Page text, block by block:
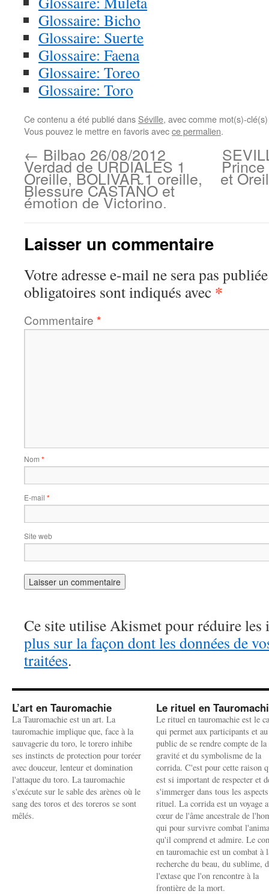
Glossaire: Bicho
Glossaire: Suerte
Glossaire: Faena
Glossaire: Toreo
Glossaire: Toro
Ce contenu a été publié dans Séville, avec comme mot(s)-
Vous pouvez le mettre en favoris avecce permalien.
← Bilbao 26/08/2012
Verdad de URDIALES 1
Oreille, BOLIVAR 1 oreille,
Blessure CASTAÑO et
émotion de Victorino.
et
Laisser un commentaire
Votre adresse e-mail ne sera pas
obligatoires sont indiqués avec *
Commentaire *
Nom *
E-mail *
Site web
Ce site utilise Akismet pour réduire les
plus sur la façon dont les données de
traitées.
L’art en Tauromachie
La Tauromachie est un art. La
tauromachie implique que, face à la
sauvagerie du toro, le torero inhibe
ses instincts de protection pour toréer
avec douceur, lenteur et domination
l'attaque du toro. La tauromachie
s'exécute sur le sable des arènes où le
sang des toros et des toreros se sont
mêlés.
Le rituel en
Le rituel en tauromachie est le
qui permet aux participants et au
public de se rendre compte de la
gravité et du symbolisme de la
corrida. C'est pour cette raison
est si important de respecter et
s'immerger dans tous les
rituel. La corrida est un voyage
cœur de l'âme ancestrale de
qui pour survivre combat
qu'il comprend et admire. Le
en tauromachie est un combat à
recherche du beau, du sublime,
l'extase que l'on rencontre à la
frontière de la mort.